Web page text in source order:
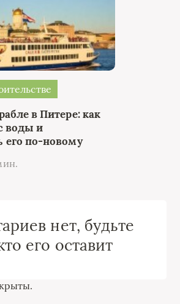
в Питере: как
воды и
его по-новому
нет, будьте
его оставит